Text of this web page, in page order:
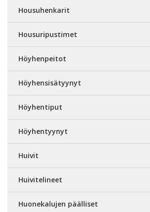
Housuhenkarit
Housuripustimet
Höyhenpeitot
Höyhensisätyynyt
Höyhentiput
Höyhentyynyt
Huivit
Huivitelineet
Huonekalujen päälliset